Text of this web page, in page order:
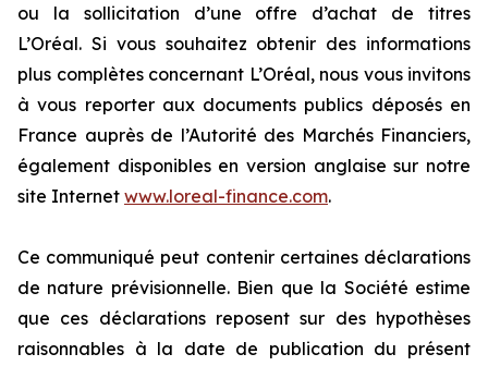
ou la sollicitation d’une offre d’achat de titres
L’Oréal. Si vous souhaitez obtenir des informations
plus complètes concernant L’Oréal, nous vous invitons
à vous reporter aux documents publics déposés en
France auprès de l’Autorité des Marchés Financiers,
également disponibles en version anglaise sur notre
site Internet www.loreal-finance.com.
Ce communiqué peut contenir certaines déclarations
de nature prévisionnelle. Bien que la Société estime
que ces déclarations reposent sur des hypothèses
raisonnables à la date de publication du présent